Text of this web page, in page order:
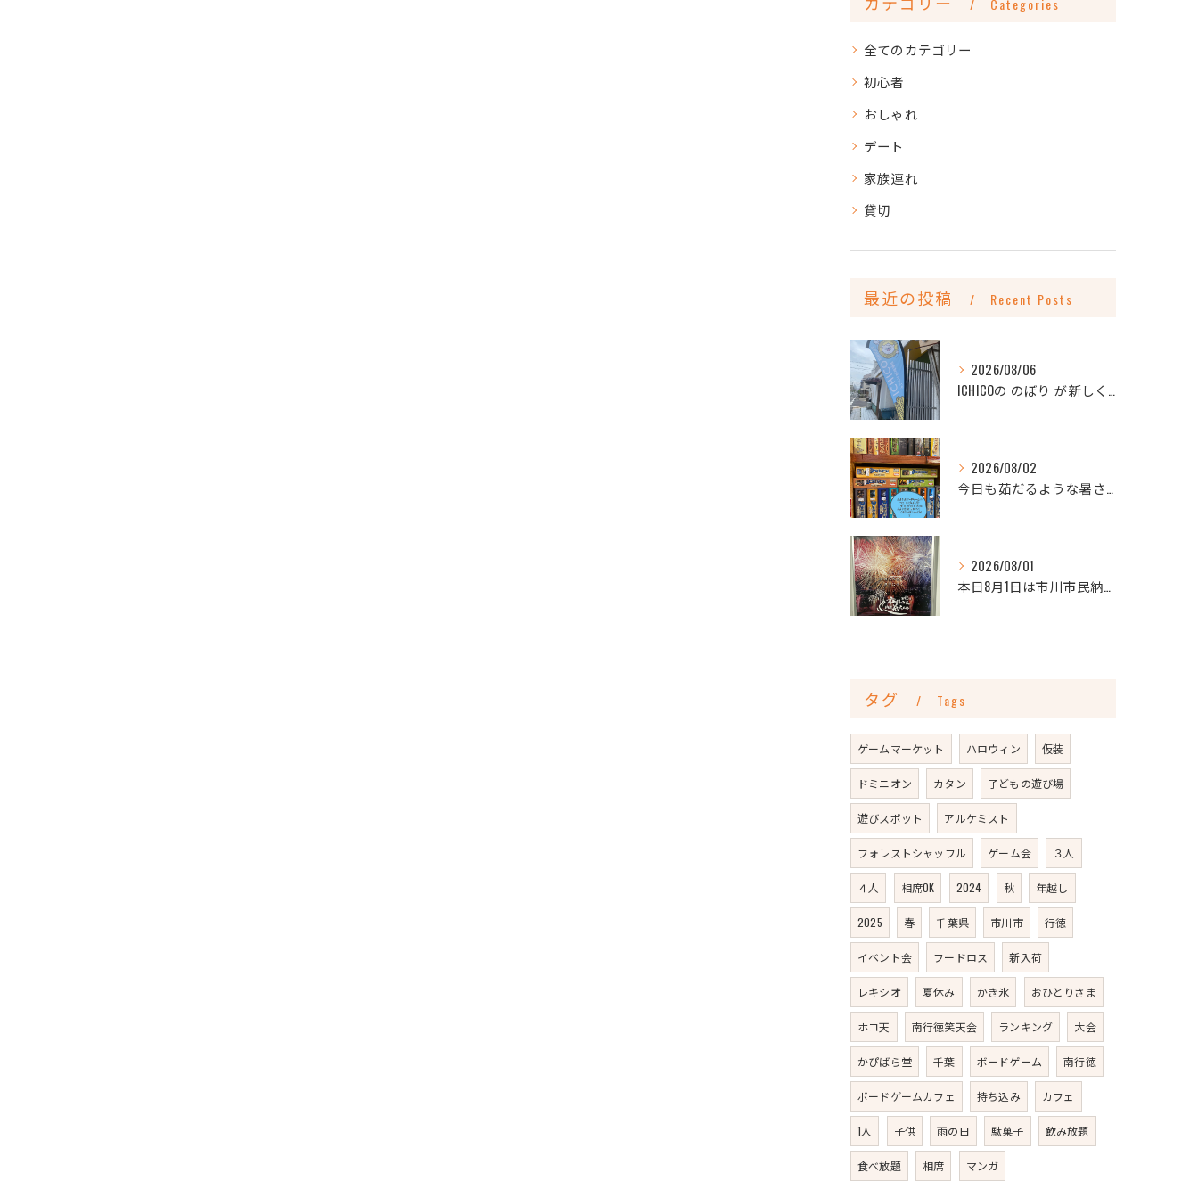
Categories
全てのカテゴリー
初心者
おしゃれ
デート
家族連れ
貸切
最近の投稿 Recent Posts
2026/08/06
ICHICOの のぼり が新しくなりました
2026/08/02
今日も茹だるような暑さですね💦
2026/08/01
本日8月1日は市川市民納涼花火大会🎆
タグ Tags
ゲームマーケット ハロウィン 仮装
ドミニオン カタン 子どもの遊び場
遊びスポット アルケミスト
フォレストシャッフル ゲーム会 ３人
４人 相席OK 2024 秋 年越し
2025 春 千葉県 市川市 行徳
イベント会 フードロス 新入荷
レキシオ 夏休み かき氷 おひとりさま
ホコ天 南行徳笑天会 ランキング 大会
かぴばら堂 千葉 ボードゲーム 南行徳
ボードゲームカフェ 持ち込み カフェ
1人 子供 雨の日 駄菓子 飲み放題
食べ放題 相席 マンガ